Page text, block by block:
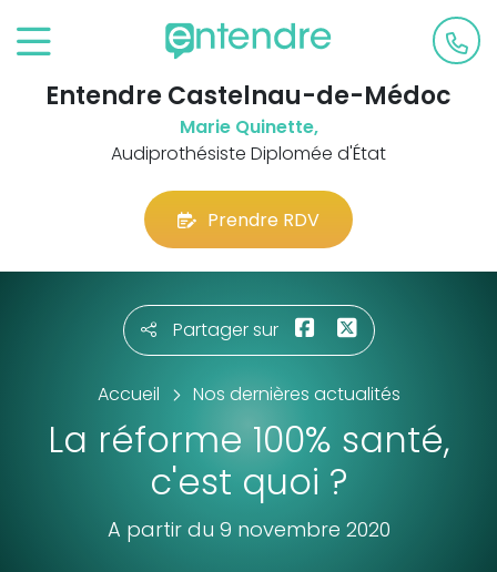
Entendre Castelnau-de-Médoc
Marie Quinette,
Audiprothésiste Diplomée d'État
Prendre RDV
Partager sur
Accueil Nos dernières actualités
La réforme 100% santé,
c'est quoi ?
A partir du 9 novembre 2020